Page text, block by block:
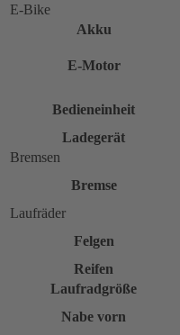
E-Bike
Akku
E-Motor
Bedieneinheit
Ladegerät
Bremsen
Bremse
Laufräder
Felgen
Reifen
Laufradgröße
Nabe vorn